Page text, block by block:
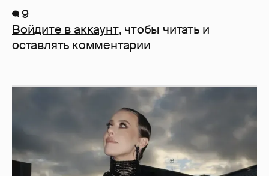
9
Войдите в аккаунт, чтобы читать и
оставлять комментарии